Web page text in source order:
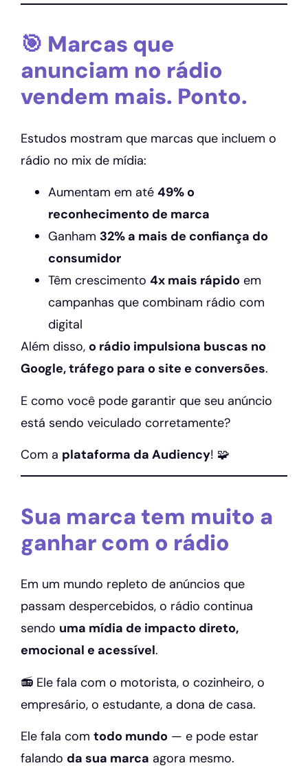
🎯 Marcas que
anunciam no rádio
vendem mais. Ponto.
Estudos mostram que marcas que incluem o
rádio no mix de mídia:
Aumentam em até 49% o
reconhecimento de marca
Ganham 32% a mais de confiança do
consumidor
Têm crescimento 4x mais rápido em
campanhas que combinam rádio com
digital
Além disso, o rádio impulsiona buscas no
Google, tráfego para o site e conversões.
E como você pode garantir que seu anúncio
está sendo veiculado corretamente?
Com a plataforma da Audiency! 🧩
Sua marca tem muito a
ganhar com o rádio
Em um mundo repleto de anúncios que
passam despercebidos, o rádio continua
sendo uma mídia de impacto direto,
emocional e acessível.
📻 Ele fala com o motorista, o cozinheiro, o
empresário, o estudante, a dona de casa.
Ele fala com todo mundo — e pode estar
falando da sua marca agora mesmo.